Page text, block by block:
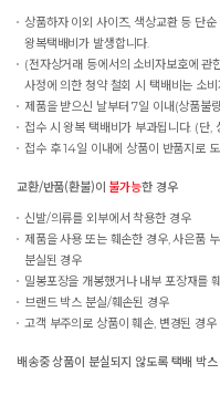
상품하자 이외 사이즈, 색상교환 등 단
왕복택배비가 발생합니다.
(전자상거래 등에서의 소비자보호에 관
사정에 의한 청약 철회 시 택배비는 소
제품을 받으신 날부터 7일 이내(상품불
접수 시 왕복 택배비가 부과됩니다. (단,
접수 후 14일 이내에 상품이 반품지로
교환/반품(환불)이 불가능한 경우
신발/의류를 외부에서 착용한 경우
제품을 사용 또는 훼손한 경우, 사은품
분실된 경우
밀봉포장을 개봉했거나 내부 포장재를
브랜드 박스 분실/훼손된 경우
고객 부주의로 상품이 훼손, 변경된 경우
배송중 상품이 분실되지 않도록 택배 박